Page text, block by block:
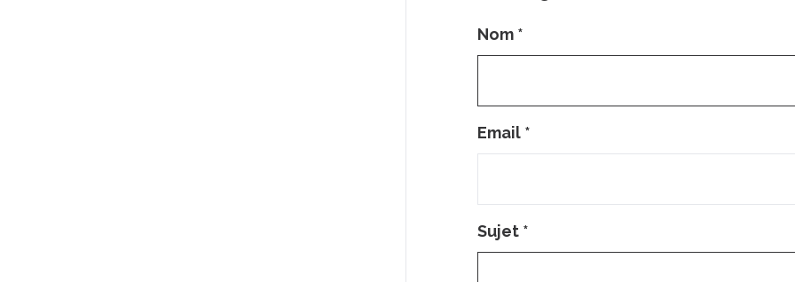
Nom *
Email *
Sujet *